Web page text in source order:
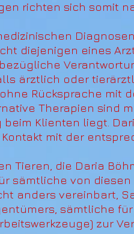
richten sich somit
diejenigen eines
ärztlich oder
Rücksprache mit
Therapien sind
Klienten liegt.
mit der
Tieren, die Daria
sämtliche von
anders vereinbart,
sämtliche
zur